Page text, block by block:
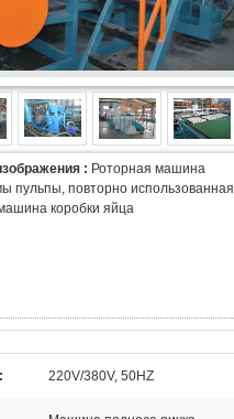
: Роторная машина
пульпы, повторно использованная
коробки яйца
220V/380V, 50HZ